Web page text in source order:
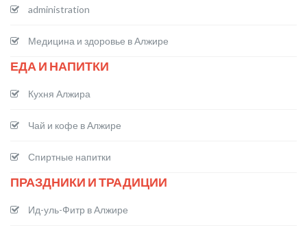
administration
Медицина и здоровье в Алжире
ЕДА И НАПИТКИ
Кухня Алжира
Чай и кофе в Алжире
Спиртные напитки
ПРАЗДНИКИ И ТРАДИЦИИ
Ид-уль-Фитр в Алжире